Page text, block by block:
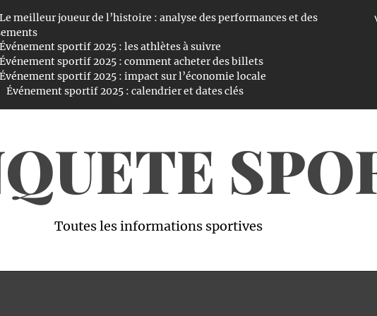
Le meilleur joueur de l’histoire : analyse des performances et des
Événement sportif 2025 : les athlètes à suivre
Événement sportif 2025 : comment acheter des billets
Événement sportif 2025 : impact sur l’économie locale
Événement sportif 2025 : calendrier et dates clés
Toutes les informations sportives